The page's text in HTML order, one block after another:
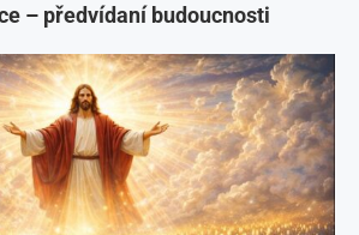
– předvídaní budoucnosti